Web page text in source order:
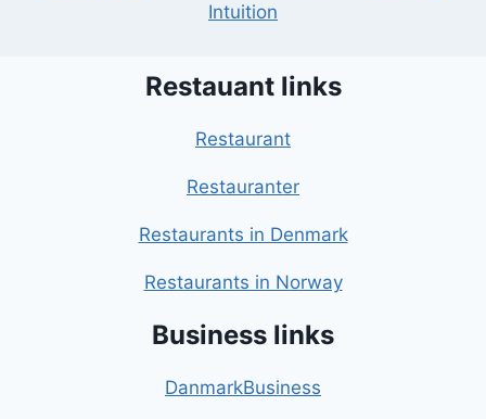
Intuition
Restauant links
Restaurant
Restauranter
Restaurants in Denmark
Restaurants in Norway
Business links
DanmarkBusiness